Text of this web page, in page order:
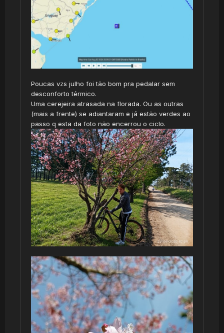
Poucas vzs julho foi tão bom pra pedalar sem
desconforto térmico.
Uma cerejeira atrasada na florada. Ou as outras
(mais a frente) se adiantaram e já estão verdes ao
passo q esta da foto não encerrou o ciclo.